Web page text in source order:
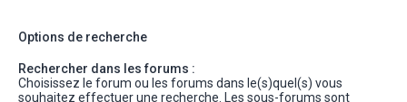
Options de recherche
Rechercher dans les forums :
Choisissez le forum ou les forums dans le(s)quel(s) vous
souhaitez effectuer une recherche. Les sous-forums sont